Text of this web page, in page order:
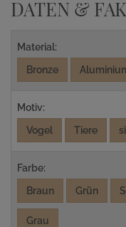
DATEN &
Material:
Bronze
Motiv:
Vogel
Tiere
Farbe:
Braun
Grün
Grau